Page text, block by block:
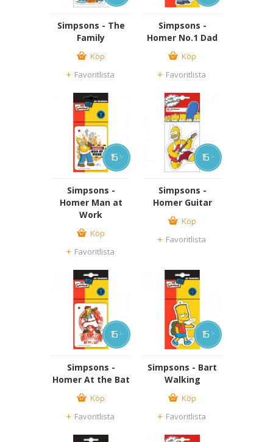
Simpsons - The
Family
Köp
Favoritlista
Simpsons -
Homer No.1 Dad
Köp
Favoritlista
Simpsons -
Homer Man at
Work
15 :-
Köp
Favoritlista
Simpsons -
Homer Guitar
15 :-
Köp
Favoritlista
Simpsons -
Homer At the Bat
15 :-
Köp
Favoritlista
Simpsons - Bart
Walking
15 :-
Köp
Favoritlista